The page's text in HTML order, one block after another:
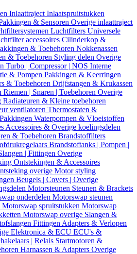
Inlaattraject Inlaatspruitstukken
& Sensoren Overige inlaattraject
Luchtfilters Universele
accessoires Cilinderkop &
& Toebehoren Nokkenassen
& Toebehoren Styling delen Overige
Turbo | Compressor | NOS Interne
& Pompen Pakkingen & Keerringen
& Toebehoren Drijfstangen & Krukassen
Riemen | Snaren | Toebehoren Overige
Radiateuren & Kleine toebehoren
ventilatoren Thermostaten &
Waterpompen & Vloeistoffen
Accessoires & Overige koelingsdelen
& Toebehoren Brandstoffilters
Brandstoftanks | Pompen |
| Fittingen Overige
Ontstekingen & Accessoires
overige Motor styling
Beugels | Covers | Overige
Motorsteunen Steunen & Brackets
onderdelen Motorswap steunen
Motorswap spruitstukken Motorswap
Motorswap overige Slangen &
Fittingen Adapters & Verlopen
Elektronica & ECU ECU's &
| Relais Startmotoren &
Harnassen & Adapters Overige